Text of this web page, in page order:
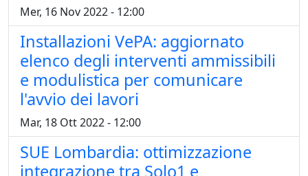
Mer, 16 Nov 2022 - 12:00
Installazioni VePA: aggiornato
elenco degli interventi ammissibili
e modulistica per comunicare
l'avvio dei lavori
Mar, 18 Ott 2022 - 12:00
SUE Lombardia: ottimizzazione
integrazione tra Solo1 e